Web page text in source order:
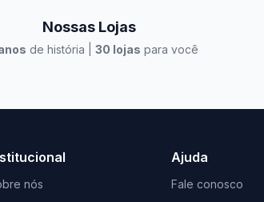
Nossas Lojas
de história | 30 lojas para você
Elevato Xangri-Lá
nós
Ajuda
Fale conosco